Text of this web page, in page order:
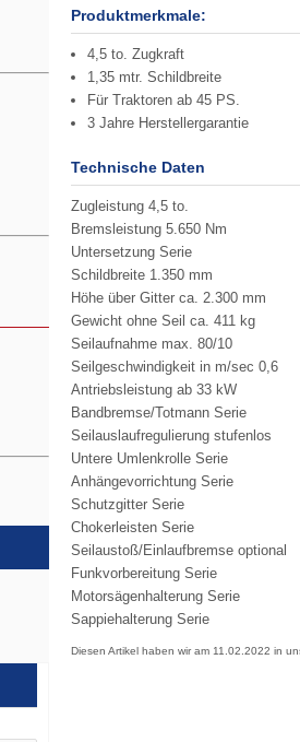
Produktmerkmale:
4,5 to. Zugkraft
1,35 mtr. Schildbreite
Für Traktoren ab 45 PS.
3 Jahre Herstellergarantie
Technische Daten
Zugleistung 4,5 to.
Bremsleistung 5.650 Nm
Untersetzung Serie
Schildbreite 1.350 mm
Höhe über Gitter ca. 2.300 mm
Gewicht ohne Seil ca. 411 kg
Seilaufnahme max. 80/10
Seilgeschwindigkeit in m/sec 0,6
Antriebsleistung ab 33 kW
Bandbremse/Totmann Serie
Seilauslaufregulierung stufenlos
Untere Umlenkrolle Serie
Anhängevorrichtung Serie
Schutzgitter Serie
Chokerleisten Serie
Seilaustoß/Einlaufbremse optional
Funkvorbereitung Serie
Motorsägenhalterung Serie
Sappiehalterung Serie
Diesen Artikel haben wir am 11.02.2022 in